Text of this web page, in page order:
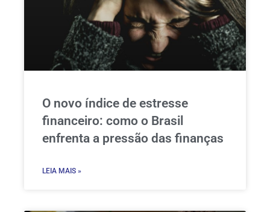
O novo índice de estresse
financeiro: como o Brasil
enfrenta a pressão das finanças
LEIA MAIS »